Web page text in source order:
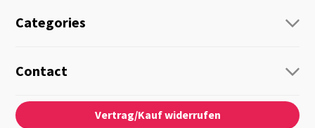
Categories
Guide-Systems
Audio
Emergency Equipment
Contact
Contact
About us
News
Vertrag/Kauf widerrufen